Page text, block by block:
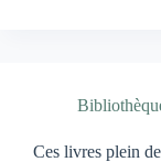
Ces livres plein